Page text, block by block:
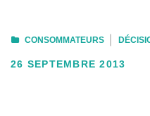
CONSOMMATEURS
26 SEPTEMBRE 2013